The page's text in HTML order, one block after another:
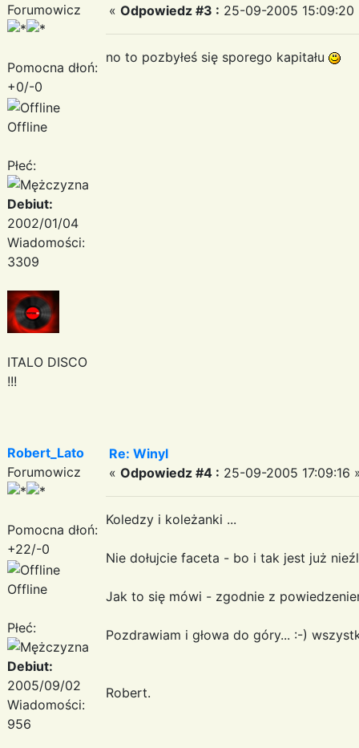
Forumowicz
Pomocna dłoń:
+0/-0
Offline
Płeć:
Debiut:
2002/01/04
Wiadomości:
3309
ITALO DISCO
!!!
« Odpowiedz #3 : 25-09-2005 15:09:20
no to pozbyłeś się sporego kapitału
Robert_Lato
Forumowicz
Pomocna dłoń:
+22/-0
Offline
Płeć:
Debiut:
2005/09/02
Wiadomości:
956
Re: Winyl
« Odpowiedz #4 : 25-09-2005 17:09:16
Koledzy i koleżanki ...
Nie dołujcie faceta - bo i tak jest już
Jak to się mówi - zgodnie z
Pozdrawiam i głowa do góry... :-)
Robert.